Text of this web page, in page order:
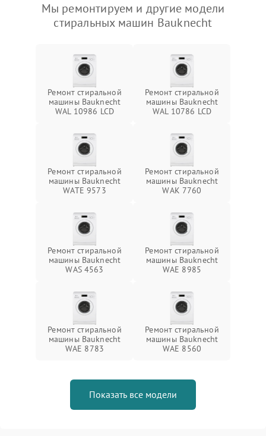
Мы ремонтируем и другие модели
стиральных машин Bauknecht
Ремонт стиральной
машины Bauknecht
WAL 10986 LCD
Ремонт стиральной
машины Bauknecht
WAL 10786 LCD
Ремонт стиральной
машины Bauknecht
WATE 9573
Ремонт стиральной
машины Bauknecht
WAK 7760
Ремонт стиральной
машины Bauknecht
WAS 4563
Ремонт стиральной
машины Bauknecht
WAE 8985
Ремонт стиральной
машины Bauknecht
WAE 8783
Ремонт стиральной
машины Bauknecht
WAE 8560
Показать все модели